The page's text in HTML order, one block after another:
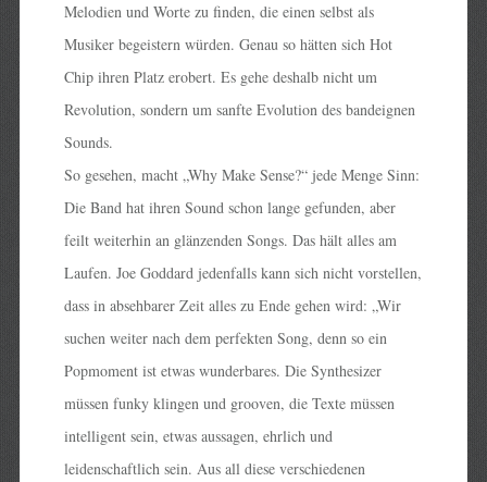
Melodien und Worte zu finden, die einen selbst als
Musiker begeistern würden. Genau so hätten sich Hot
Chip ihren Platz erobert. Es gehe deshalb nicht um
Revolution, sondern um sanfte Evolution des bandeignen
Sounds.
So gesehen, macht „Why Make Sense?“ jede Menge Sinn:
Die Band hat ihren Sound schon lange gefunden, aber
feilt weiterhin an glänzenden Songs. Das hält alles am
Laufen. Joe Goddard jedenfalls kann sich nicht vorstellen,
dass in absehbarer Zeit alles zu Ende gehen wird: „Wir
suchen weiter nach dem perfekten Song, denn so ein
Popmoment ist etwas wunderbares. Die Synthesizer
müssen funky klingen und grooven, die Texte müssen
intelligent sein, etwas aussagen, ehrlich und
leidenschaftlich sein. Aus all diese verschiedenen